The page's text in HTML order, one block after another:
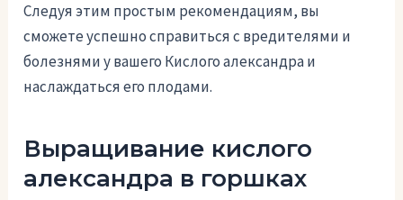
Следуя этим простым рекомендациям, вы
сможете успешно справиться с вредителями и
болезнями у вашего Кислого александра и
наслаждаться его плодами.
Выращивание кислого
александра в горшках